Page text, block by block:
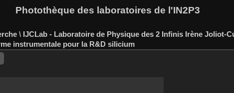
Photothèque des laboratoires de l'IN2P3
\ IJCLab - Laboratoire de Physique des 2 Infinis Irène Joliot-
instrumentale pour la R&D silicium